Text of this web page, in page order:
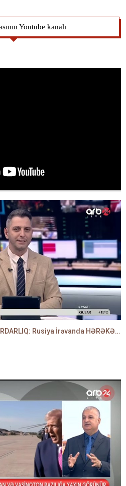
Youtube kanalı
Moskvadan Paşinyana XƏBƏRDARLIQ: Rusiya İrəvanda HƏRƏKƏTƏ KEÇDİ - TAMİLLA QULAMİ danışır